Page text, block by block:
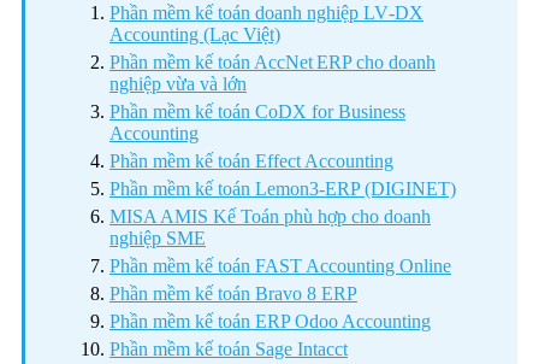
Phần mềm kế toán doanh nghiệp LV‑DX
Accounting (Lạc Việt)
Phần mềm kế toán AccNet ERP cho doanh
nghiệp vừa và lớn
Phần mềm kế toán CoDX for Business
Accounting
Phần mềm kế toán Effect Accounting
Phần mềm kế toán Lemon3‑ERP (DIGINET)
MISA AMIS Kế Toán phù hợp cho doanh
nghiệp SME
Phần mềm kế toán FAST Accounting Online
Phần mềm kế toán Bravo 8 ERP
Phần mềm kế toán ERP Odoo Accounting
Phần mềm kế toán Sage Intacct